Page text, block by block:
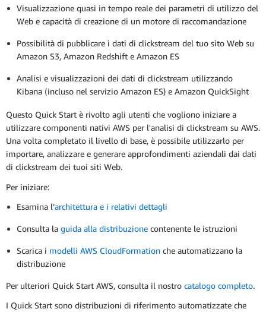
Visualizzazione quasi in tempo reale dei parametri di utilizzo del
Web e capacità di creazione di un motore di raccomandazione
Possibilità di pubblicare i dati di clickstream del tuo sito Web su
Amazon S3, Amazon Redshift e Amazon ES
Analisi e visualizzazioni dei dati di clickstream utilizzando
Kibana (incluso nel servizio Amazon ES) e Amazon QuickSight
Questo Quick Start è rivolto agli utenti che vogliono iniziare a
utilizzare componenti nativi AWS per l'analisi di clickstream su AWS.
Una volta completato il livello di base, è possibile utilizzarlo per
importare, analizzare e generare approfondimenti aziendali dai dati
di clickstream dei tuoi siti Web.
Per iniziare:
Esamina l’architettura e i relativi dettagli
Consulta la guida alla distribuzione contenente le istruzioni
Scarica i modelli AWS CloudFormation che automatizzano la
distribuzione
Per ulteriori Quick Start AWS, consulta il nostro catalogo completo.
I Quick Start sono distribuzioni di riferimento automatizzate che